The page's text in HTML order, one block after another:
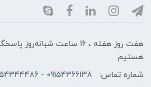
هفت روز هفته ، 16 ساعت شبانه‌روز
هستیم
شماره تماس:
09154366138 - 09154344486